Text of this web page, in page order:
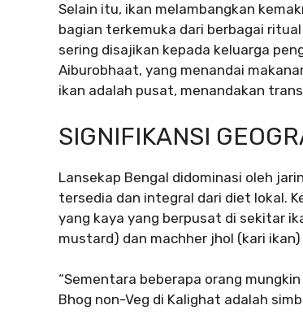
Selain itu, ikan melambangkan
bagian terkemuka dari berbagai
sering disajikan kepada keluarga
Aiburobhaat, yang menandai
ikan adalah pusat, menandakan
SIGNIFIKANSI
Lansekap Bengal didominasi oleh
tersedia dan integral dari diet lokal.
yang kaya yang berpusat di sekitar
mustard) dan machher jhol (kari
“Sementara beberapa orang
Bhog non-Veg di Kalighat adalah